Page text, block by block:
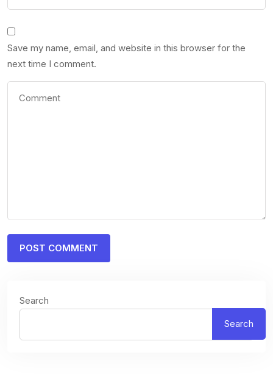
Save my name, email, and website in this browser for the
next time I comment.
Search
Search